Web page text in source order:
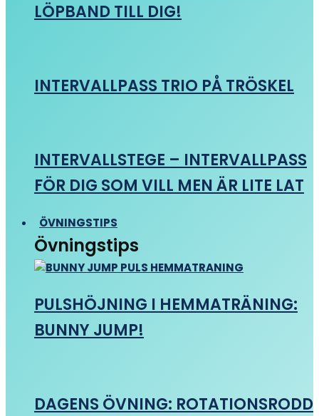
LÖPBAND TILL DIG!
INTERVALLPASS TRIO PÅ TRÖSKEL
INTERVALLSTEGE – INTERVALLPASS
FÖR DIG SOM VILL MEN ÄR LITE LAT
ÖVNINGSTIPS
Övningstips
PULSHÖJNING I HEMMATRÄNING:
BUNNY JUMP!
DAGENS ÖVNING: ROTATIONSRODD